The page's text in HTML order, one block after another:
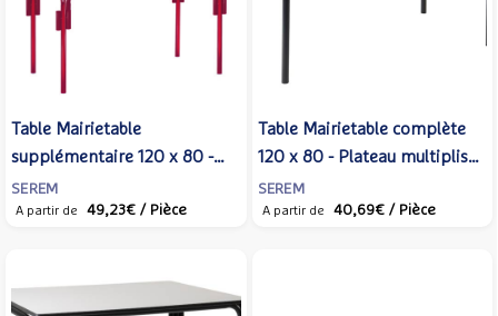
Table Mairietable
supplémentaire 120 x 80 -
Coloris plateau stratifié et
piètement variables
SEREM
A partir de 49,23€ / Pièce
Table Mairietable complète
120 x 80 - Plateau multiplis,
coloris piètement variable
SEREM
A partir de 40,69€ / Pièce